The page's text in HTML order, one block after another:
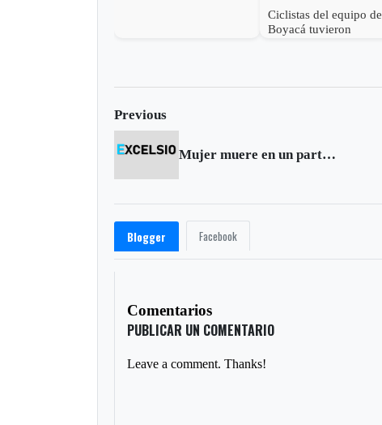
Ciclistas del equipo de
Boyacá tuvieron
Previous
Mujer muere en un parto no asistido
Blogger Facebook
Comentarios
PUBLICAR UN COMENTARIO
Leave a comment. Thanks!